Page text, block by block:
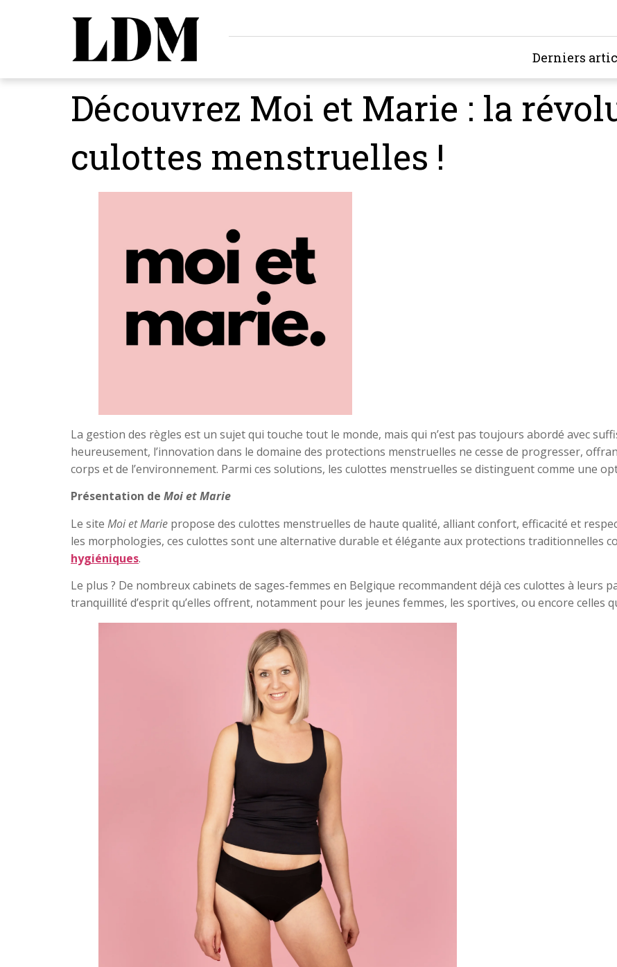
Derniers
Découvrez Moi et Marie : la
culottes menstruelles !
La gestion des règles est un sujet qui touche tout le monde, mais qui n’est pas toujours abordé avec
heureusement, l’innovation dans le domaine des protections menstruelles ne cesse de progresser,
corps et de l’environnement. Parmi ces solutions, les culottes menstruelles se distinguent comme une
Présentation de Moi et Marie
Le site Moi et Marie propose des culottes menstruelles de haute qualité, alliant confort, efficacité et
les morphologies, ces culottes sont une alternative durable et élégante aux protections traditionnelles
hygiéniques.
Le plus ? De nombreux cabinets de sages-femmes en Belgique recommandent déjà ces culottes à leurs
tranquillité d’esprit qu’elles offrent, notamment pour les jeunes femmes, les sportives, ou encore celles